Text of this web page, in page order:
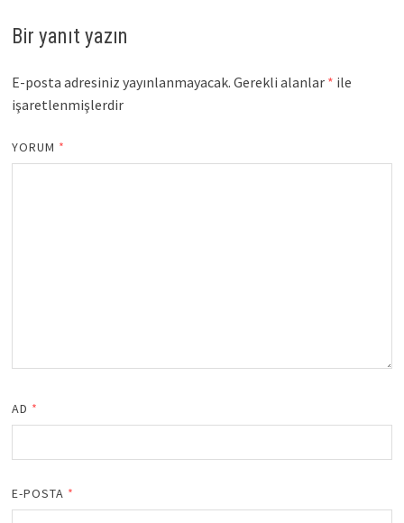
Bir yanıt yazın
E-posta adresiniz yayınlanmayacak. Gerekli alanlar * ile
işaretlenmişlerdir
YORUM *
AD *
E-POSTA *